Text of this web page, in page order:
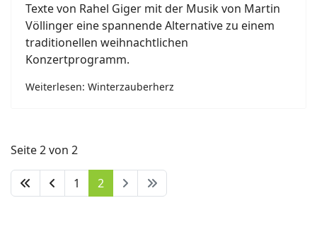
Texte von Rahel Giger mit der Musik von Martin
Völlinger eine spannende Alternative zu einem
traditionellen weihnachtlichen
Konzertprogramm.
Weiterlesen: Winterzauberherz
Seite 2 von 2
1 2